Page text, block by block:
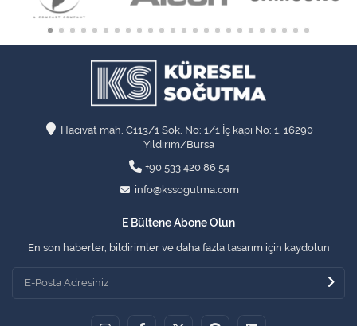
Hacıvat mah. C113/1 Sok. No: 1/1 İç kapı No: 1, 16290
Yıldırım/Bursa
+90 533 420 86 54
info@kssogutma.com
E Bültene Abone Olun
En son haberler, bildirimler ve daha fazla tasarım için kaydolun